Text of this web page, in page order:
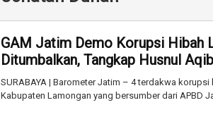
GAM Jatim Demo Korupsi Hibah
Ditumbalkan, Tangkap Husnul
SURABAYA | Barometer Jatim – 4 terdakwa
Kabupaten Lamongan yang bersumber dari APBD